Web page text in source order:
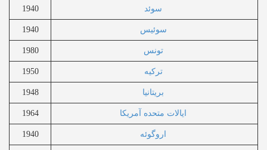
سوئیس
تونس
ترکیه
بریتانیا
ایالات متحده آمریکا
اروگوئه